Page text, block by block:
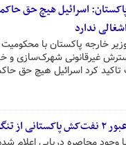
اسرائیل هیچ حق
اشغالی ندارد
خارجه پاکستان با
غیرقانونی شهرک‌سازی و
کرد اسرائیل هیچ حق
پاکستانی از تنگه باب‌المندب